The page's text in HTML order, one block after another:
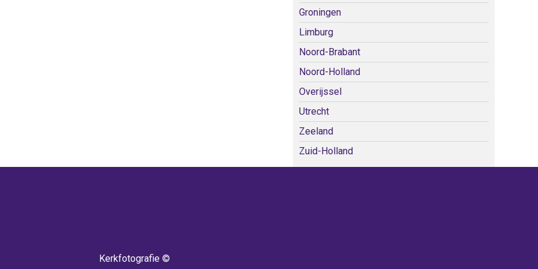
Groningen
Limburg
Noord-Brabant
Noord-Holland
Overijssel
Utrecht
Zeeland
Zuid-Holland
Kerkfotografie ©